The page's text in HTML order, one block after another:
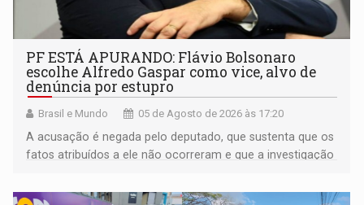
PF ESTÁ APURANDO: Flávio Bolsonaro
escolhe Alfredo Gaspar como vice, alvo de
denúncia por estupro
Brasil e Mundo 05 de Agosto de 2026 às 17:20
A acusação é negada pelo deputado, que sustenta que os
fatos atribuídos a ele não ocorreram e que a investigação